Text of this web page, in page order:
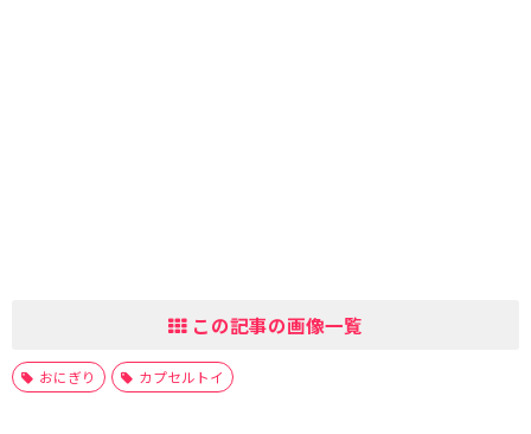
この記事の画像一覧
おにぎり カプセルトイ